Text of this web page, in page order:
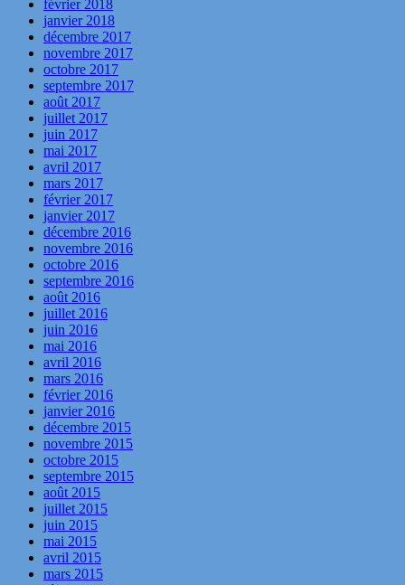
février 2018
janvier 2018
décembre 2017
novembre 2017
octobre 2017
septembre 2017
août 2017
juillet 2017
juin 2017
mai 2017
avril 2017
mars 2017
février 2017
janvier 2017
décembre 2016
novembre 2016
octobre 2016
septembre 2016
août 2016
juillet 2016
juin 2016
mai 2016
avril 2016
mars 2016
février 2016
janvier 2016
décembre 2015
novembre 2015
octobre 2015
septembre 2015
août 2015
juillet 2015
juin 2015
mai 2015
avril 2015
mars 2015